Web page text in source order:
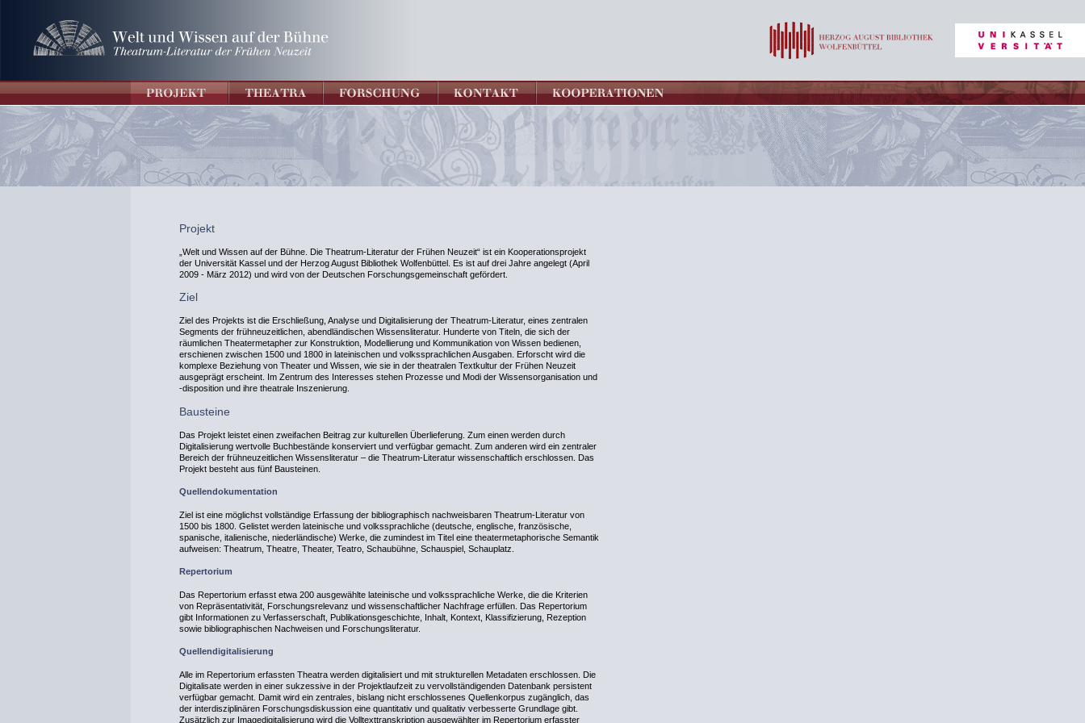
Projekt
„Welt und Wissen auf der Bühne. Die Theatrum-Literatur der Frühen Neuzeit“ ist ein Kooperationsprojekt
der Universität Kassel und der Herzog August Bibliothek Wolfenbüttel. Es ist auf drei Jahre angelegt (April
2009 - März 2012) und wird von der Deutschen Forschungsgemeinschaft gefördert.
Ziel
Ziel des Projekts ist die Erschließung, Analyse und Digitalisierung der Theatrum-Literatur, eines zentralen
Segments der frühneuzeitlichen, abendländischen Wissensliteratur. Hunderte von Titeln, die sich der
räumlichen Theatermetapher zur Konstruktion, Modellierung und Kommunikation von Wissen bedienen,
erschienen zwischen 1500 und 1800 in lateinischen und volkssprachlichen Ausgaben. Erforscht wird die
komplexe Beziehung von Theater und Wissen, wie sie in der theatralen Textkultur der Frühen Neuzeit
ausgeprägt erscheint. Im Zentrum des Interesses stehen Prozesse und Modi der Wissensorganisation und
‑disposition und ihre theatrale Inszenierung.
Bausteine
Das Projekt leistet einen zweifachen Beitrag zur kulturellen Überlieferung. Zum einen werden durch
Digitalisierung wertvolle Buchbestände konserviert und verfügbar gemacht. Zum anderen wird ein zentraler
Bereich der frühneuzeitlichen Wissensliteratur – die Theatrum-Literatur wissenschaftlich erschlossen. Das
Projekt besteht aus fünf Bausteinen.
Quellendokumentation
Ziel ist eine möglichst vollständige Erfassung der bibliographisch nachweisbaren Theatrum-Literatur von
1500 bis 1800. Gelistet werden lateinische und volkssprachliche (deutsche, englische, französische,
spanische, italienische, niederländische) Werke, die zumindest im Titel eine theatermetaphorische Semantik
aufweisen: Theatrum, Theatre, Theater, Teatro, Schaubühne, Schauspiel, Schauplatz.
Repertorium
Das Repertorium erfasst etwa 200 ausgewählte lateinische und volkssprachliche Werke, die die Kriterien
von Repräsentativität, Forschungsrelevanz und wissenschaftlicher Nachfrage erfüllen. Das Repertorium
gibt Informationen zu Verfasserschaft, Publikationsgeschichte, Inhalt, Kontext, Klassifizierung, Rezeption
sowie bibliographischen Nachweisen und Forschungsliteratur.
Quellendigitalisierung
Alle im Repertorium erfassten Theatra werden digitalisiert und mit strukturellen Metadaten erschlossen. Die
Digitalisate werden in einer sukzessive in der Projektlaufzeit zu vervollständigenden Datenbank persistent
verfügbar gemacht. Damit wird ein zentrales, bislang nicht erschlossenes Quellenkorpus zugänglich, das
der interdisziplinären Forschungsdiskussion eine quantitativ und qualitativ verbesserte Grundlage gibt.
Zusätzlich zur Imagedigitalisierung wird die Volltexttranskription ausgewählter im Repertorium erfasster